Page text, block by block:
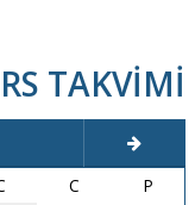
TAKVİMİ
C P